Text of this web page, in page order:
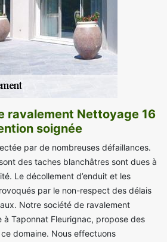
ravalement Nettoyage 16
soignée
par de nombreuses défaillances.
des taches blanchâtres sont dues à
Le décollement d’enduit et les
par le non-respect des délais
Notre société de ravalement
Taponnat Fleurignac, propose des
domaine. Nous effectuons